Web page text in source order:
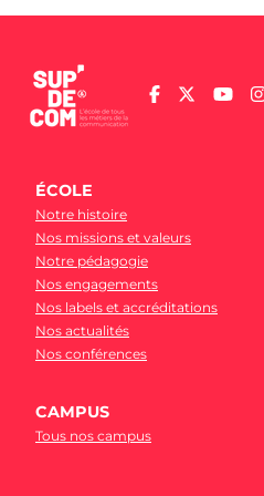
ÉCOLE
Notre histoire
Nos missions et valeurs
Notre pédagogie
Nos engagements
Nos labels et accréditations
Nos actualités
Nos conférences
CAMPUS
Tous nos campus